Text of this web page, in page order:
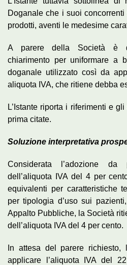
Doganale che i suoi
prodotti, aventi le medesime
A parere della Società è
chiarimento per uniformare a
doganale utilizzato così da
aliquota IVA, che ritiene debba
L’Istante riporta i riferimenti e
prima citate.
Soluzione interpretativa
Considerata l’adozione da
dell’aliquota IVA del 4 per
equivalenti per caratteristiche
per tipologia d’uso sui
Appalto Pubbliche, la Società
dell’aliquota IVA del 4 per cento.
In attesa del parere richiesto,
applicare l’aliquota IVA del